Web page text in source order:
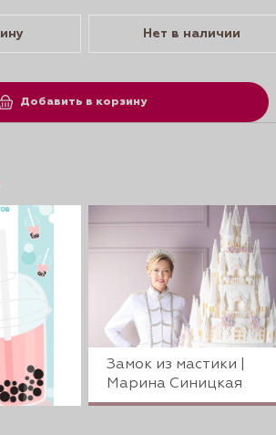
Нет в наличии
Добавить в корзину
Замок из мастики |
Марина Синицкая